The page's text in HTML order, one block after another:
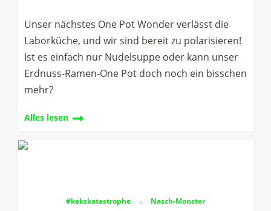
Unser nächstes One Pot Wonder verlässt die
Laborküche, und wir sind bereit zu polarisieren!
Ist es einfach nur Nudelsuppe oder kann unser
Erdnuss-Ramen-One Pot doch noch ein bisschen
mehr?
Alles lesen
#kekskatastrophe Nasch-Monster